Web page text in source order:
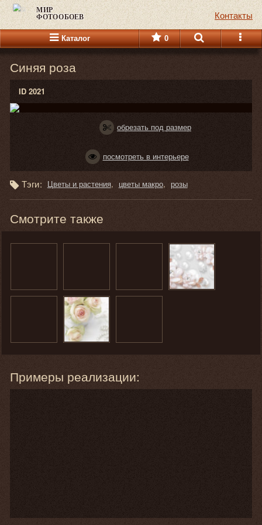
МИР
ФОТООБОЕВ Контакты
Каталог 0
Синяя роза
ID 2021
обрезать под размер
посмотреть в интерьере
Тэги: Цветы и растения цветы макро розы
Смотрите также
Примеры реализации: